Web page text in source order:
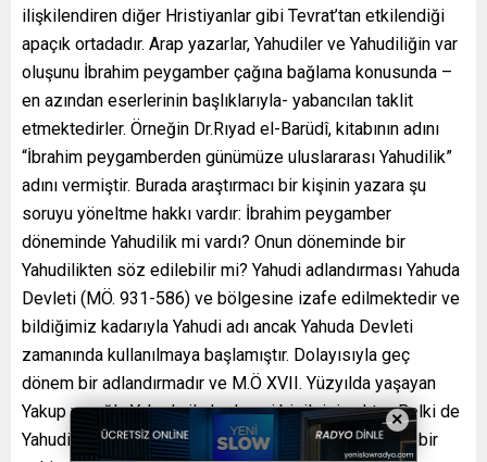
ilişkilendiren diğer Hristiyanlar gibi Tevrat’tan etkilendiği
apaçık ortadadır. Arap yazarlar, Yahudiler ve Yahudiliğin var
oluşunu İbrahim peygamber çağına bağlama konusunda –
en azından eserlerinin başlıklarıyla- yabancılan taklit
etmektedirler. Örneğin Dr.Rıyad el-Barüdî, kitabının adını
“İbrahim peygamberden günümüze uluslararası Yahudilik”
adını vermiştir. Burada araştırmacı bir kişinin yazara şu
soruyu yöneltme hakkı vardır: İbrahim peygamber
döneminde Yahudilik mi vardı? Onun döneminde bir
Yahudilikten söz edilebilir mi? Yahudi adlandırması Yahuda
Devleti (MÖ. 931-586) ve bölgesine izafe edilmektedir ve
bildiğimiz kadarıyla Yahudi adı ancak Yahuda Devleti
zamanında kullanılmaya başlamıştır. Dolayısıyla geç
dönem bir adlandırmadır ve M.Ö XVII. Yüzyılda yaşayan
Yakup ve oğlu Yahuda ile herhangi bir ilgisi yoktur. Belki de
Yahudi, tıpkı İsrail gibi Filistin’de Kenanilerden kalma bir
×